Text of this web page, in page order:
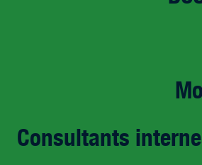
Consultants